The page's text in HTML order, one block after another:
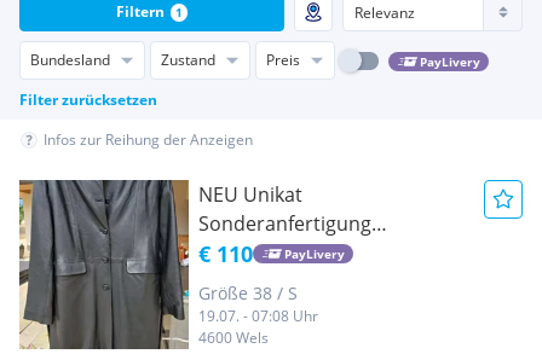
Bundesland Zustand Preis PayLivery
Filter zurücksetzen
Filtern 1
Infos zur Reihung der Anzeigen
NEU Unikat
Sonderanfertigung
LEDERMANTEL Glattleder
NEU - gefüttert
Sonderanfertigung Gr. 38
schwarz oder rohweiß
€ 110 PayLivery
Größe 38 / S
19.07. - 07:08 Uhr
4600 Wels